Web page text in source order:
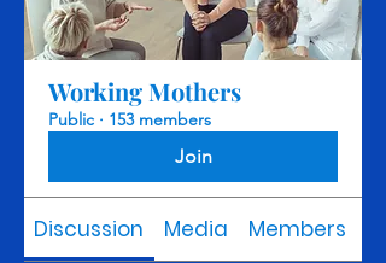
Working Mothers
Public · 153 members
Join
Discussion Media Members